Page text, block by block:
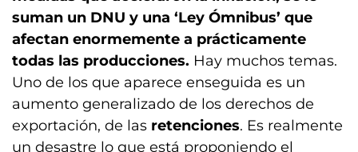
suman un DNU y una ‘Ley Ómnibus’ que
afectan enormemente a prácticamente
todas las producciones. Hay muchos temas.
Uno de los que aparece enseguida es un
aumento generalizado de los derechos de
exportación, de las retenciones. Es realmente
un desastre lo que está proponiendo el